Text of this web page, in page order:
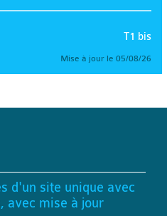
T1 bis
Mise à jour le 05/08/26
d'un site unique avec
avec mise à jour